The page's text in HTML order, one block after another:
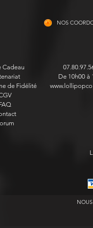
NOS
Cadeau
de Fidélité
De 10h00 à